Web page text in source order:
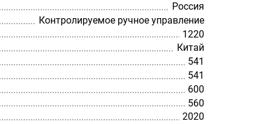
Россия
Контролируемое ручное управление
1220
Китай
541
541
600
560
2020